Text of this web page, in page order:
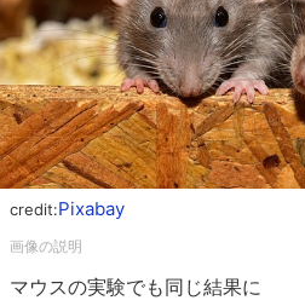
credit:Pixabay
マウスの実験でも同じ結果に